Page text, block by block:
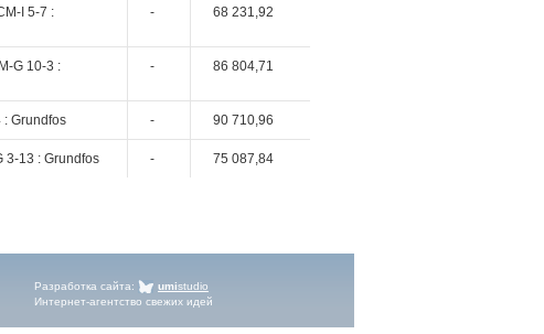
I 5-7 :
- 68 231,92
G 10-3 :
- 86 804,71
: Grundfos - 90 710,96
3-13 : Grundfos - 75 087,84
Разработка сайта: umistudio
Интернет-агентство свежих идей